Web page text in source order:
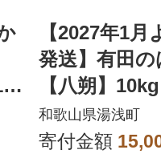
【2027年1月
発送】有田
【八朔】
～4L)【まご
別】
和歌山県湯浅町
寄付金額